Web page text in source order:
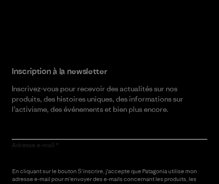
Inscription à la newsletter
Inscrivez-vous pour recevoir des actualités sur nos
produits, des histoires uniques, des informations sur
l’activisme, des événements et bien plus encore.
Adresse e-mail
En cliquant sur le bouton S’inscrire, j’accepte que Patagonia utilise mon
adresse e-mail pour m’envoyer des e-mails concernant les produits, les